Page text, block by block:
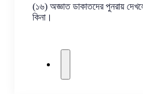
(১৬) অজ্ঞাত ডাকাতদের পুনরায় দেখলে
কিনা।